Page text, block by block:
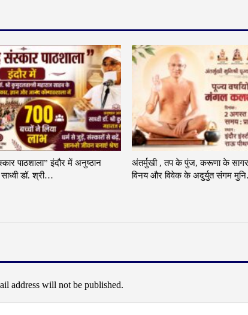
पाठशाला” इंदौर में अनुष्ठान
डॉ. श्री…
अंतर्मुखी , तप के पुंज, करूणा के सागर,
विनय और विवेक के अदुर्युत संगम
address will not be published.